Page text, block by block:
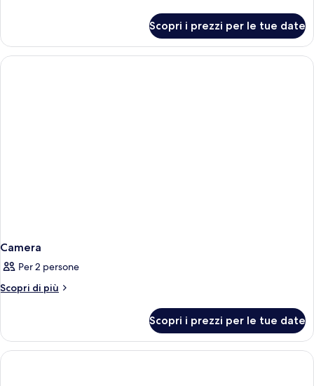
Room
Tower
King
Room
Scopri i prezzi per le tue date
Camera
Per 2 persone
Scopri di più
Altri
Scopri i prezzi per le tue date